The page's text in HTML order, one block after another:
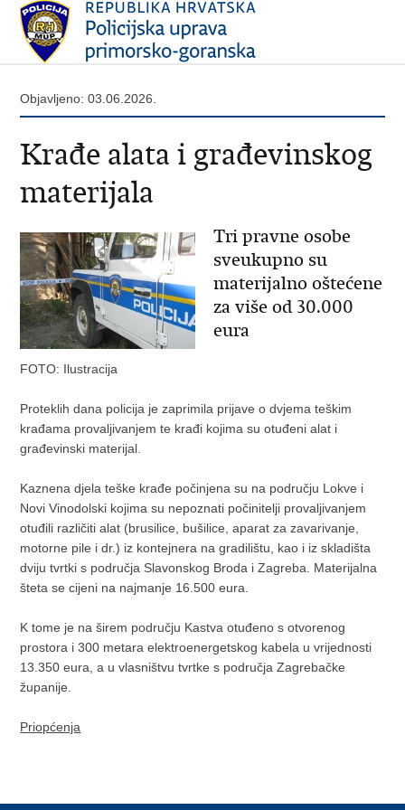
Objavljeno: 03.06.2026.
Krađe alata i građevinskog
materijala
Tri pravne osobe
sveukupno su
materijalno oštećene
za više od 30.000
eura
FOTO: Ilustracija
Proteklih dana policija je zaprimila prijave o dvjema teškim
krađama provaljivanjem te krađi kojima su otuđeni alat i
građevinski materijal.
Kaznena djela teške krađe počinjena su na području Lokve i
Novi Vinodolski kojima su nepoznati počinitelji provaljivanjem
otuđili različiti alat (brusilice, bušilice, aparat za zavarivanje,
motorne pile i dr.) iz kontejnera na gradilištu, kao i iz skladišta
dviju tvrtki s područja Slavonskog Broda i Zagreba. Materijalna
šteta se cijeni na najmanje 16.500 eura.
K tome je na širem području Kastva otuđeno s otvorenog
prostora i 300 metara elektroenergetskog kabela u vrijednosti
13.350 eura, a u vlasništvu tvrtke s područja Zagrebačke
županije.
Priopćenja